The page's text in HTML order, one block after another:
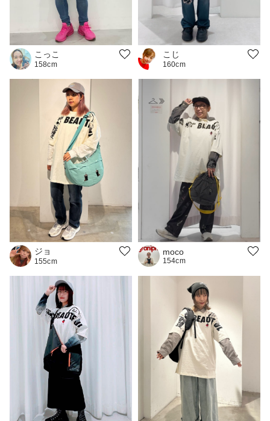
こっこ
158cm
こじ
160cm
ジョ
155cm
moco
154cm